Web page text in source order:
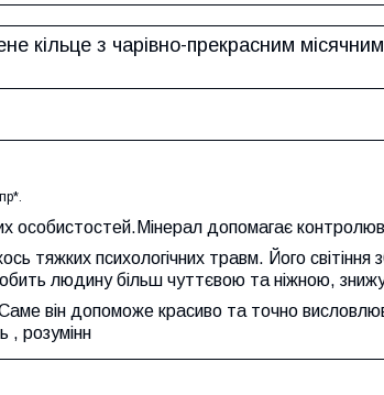
кільце з чарівно-прекрасним
особистостей.Мінерал допомагає
тяжких психологічних травм. Його світіння
людину більш чуттєвою та ніжною,
він допоможе красиво та точно
, розумінн